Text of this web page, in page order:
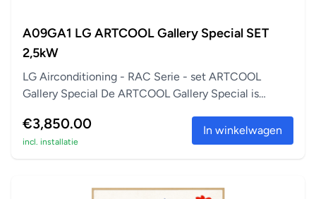
A09GA1 LG ARTCOOL Gallery Special SET
2,5kW
LG Airconditioning - RAC Serie - set ARTCOOL
Gallery Special De ARTCOOL Gallery Special is
€3,850.00
incl. installatie
In winkelwagen